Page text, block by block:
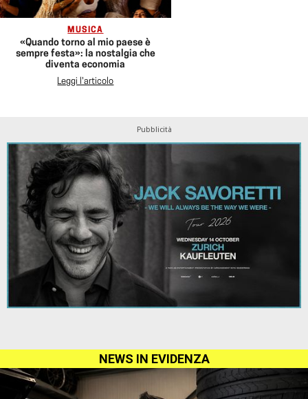
MUSICA
«Quando torno al mio paese è
sempre festa»: la nostalgia che
diventa economia
Leggi l'articolo
Pubblicità
NEWS IN EVIDENZA